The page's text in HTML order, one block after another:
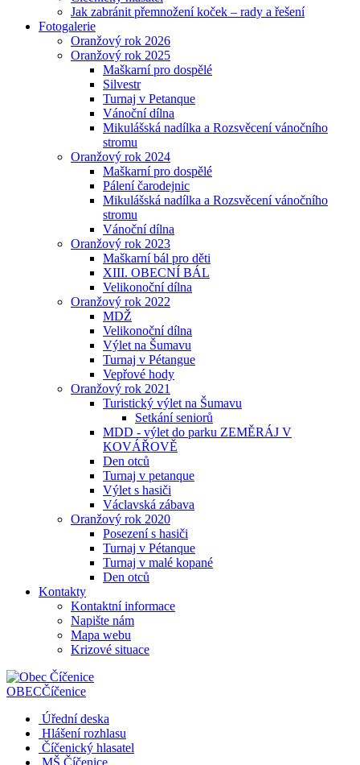
Jak zabránit přemnožení koček – rady a řešení
Fotogalerie
Oranžový rok 2026
Oranžový rok 2025
Maškarní pro dospělé
Silvestr
Turnaj v Petanque
Vánoční dílna
Mikulášská nadílka a Rozsvěcení vánočního
stromu
Oranžový rok 2024
Maškarní pro dospělé
Pálení čarodejnic
Mikulášská nadílka a Rozsvěcení vánočního
stromu
Vánoční dílna
Oranžový rok 2023
Maškarní bál pro děti
XIII. OBECNÍ BÁL
Velikonoční dílna
Oranžový rok 2022
MDŽ
Velikonoční dílna
Výlet na Šumavu
Turnaj v Pétangue
Vepřové hody
Oranžový rok 2021
Turistický výlet na Šumavu
Setkání seniorů
MDD - výlet do parku ZEMĚRÁJ V
KOVÁŘOVĚ
Den otců
Turnaj v petanque
Výlet s hasiči
Václavská zábava
Oranžový rok 2020
Posezení s hasiči
Turnaj v Pétanque
Turnaj v malé kopané
Den otců
Kontakty
Kontaktní informace
Napište nám
Mapa webu
Krizové situace
OBECČíčenice
Úřední deska
Hlášení rozhlasu
Číčenický hlasatel
MŠ Číčenice